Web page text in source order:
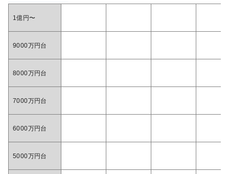
1億円〜
9000万円台
8000万円台
7000万円台
6000万円台
5000万円台